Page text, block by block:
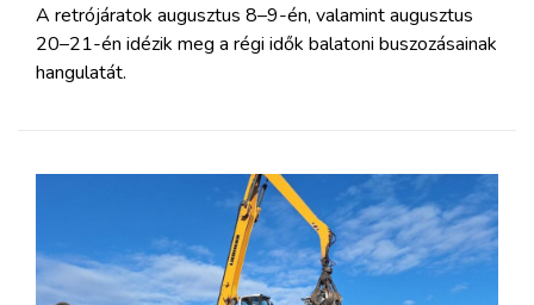
A retrójáratok augusztus 8–9-én, valamint augusztus
20–21-én idézik meg a régi idők balatoni buszozásainak
hangulatát.